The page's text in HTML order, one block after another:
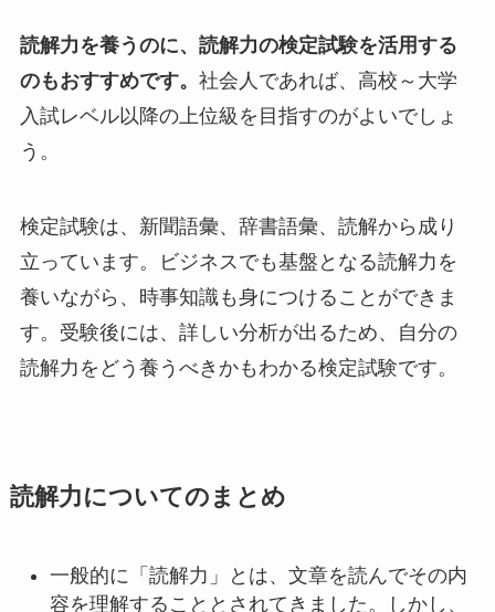
読解力を養うのに、読解力の検定試験を活用する
のもおすすめです。 社会人であれば、高校～大学
入試レベル以降の上位級を目指すのがよいでしょ
う。
検定試験は、新聞語彙、辞書語彙、読解から成り
立っています。ビジネスでも基盤となる読解力を
養いながら、時事知識も身につけることができま
す。受験後には、詳しい分析が出るため、自分の
読解力をどう養うべきかもわかる検定試験です。
読解力についてのまとめ
一般的に「読解力」とは、文章を読んでその内
容を理解することとされてきました。しかし、